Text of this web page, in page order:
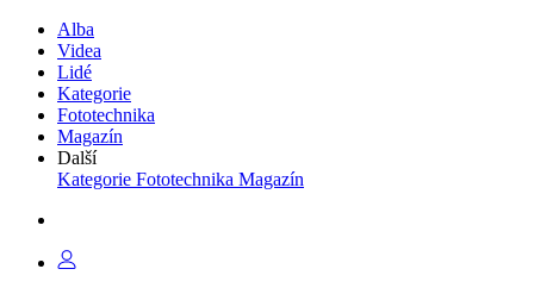
Alba
Videa
Lidé
Kategorie
Fototechnika
Magazín
Další
Kategorie Fototechnika Magazín